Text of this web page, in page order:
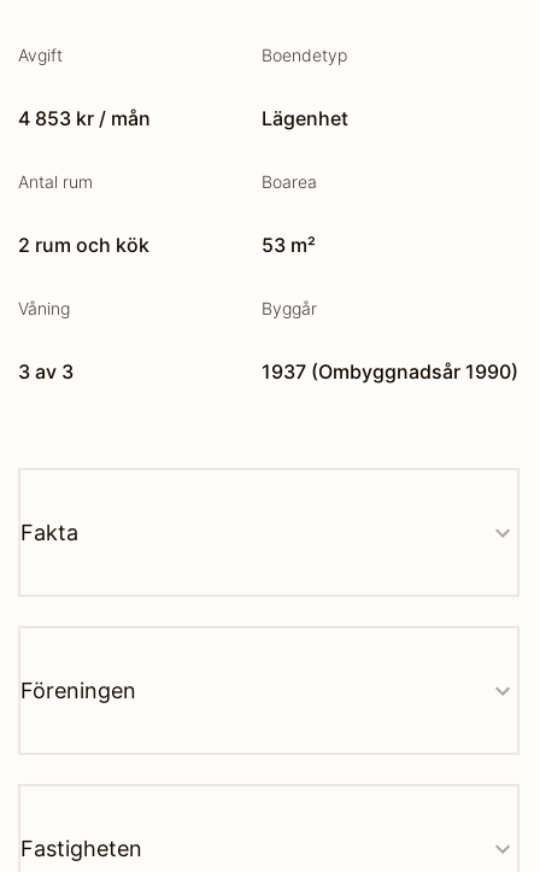
Avgift
4 853 kr / mån
Boendetyp
Lägenhet
Antal rum
2 rum och kök
Boarea
53 m²
Våning
3 av 3
Byggår
1937 (Ombyggnadsår 1990)
Fakta
Föreningen
Fastigheten